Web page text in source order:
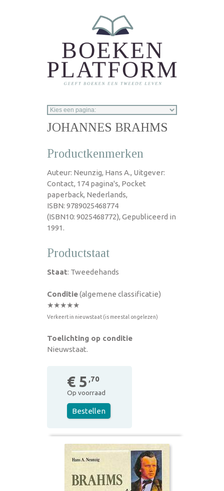
JOHANNES BRAHMS
Productkenmerken
Auteur: Neunzig, Hans A., Uitgever:
Contact, 174 pagina's, Pocket
paperback, Nederlands,
ISBN: 9789025468774
(ISBN10: 9025468772), Gepubliceerd in
1991.
Productstaat
Staat: Tweedehands
Conditie(algemene classificatie)
★★★★★
Verkeert in nieuwstaat (is meestal ongelezen)
Toelichting op conditie
Nieuwstaat.
€ 5 ,70
Op voorraad
Bestellen